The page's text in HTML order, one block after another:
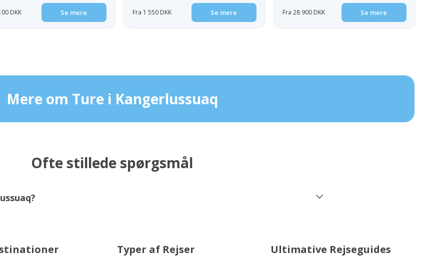
DKK Se mere Fra 1 550 DKK Se mere Fra 28 900 DKK Se mere
Mere om Ture i Kangerlussuaq
Ofte stillede spørgsmål
Typer af Rejser Ultimative Rejseguides